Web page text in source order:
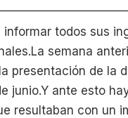
todos sus
semana
presentación de la
junio.Y ante esto
resultaban con un